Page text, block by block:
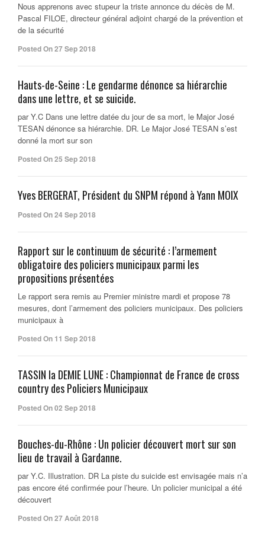
Nous apprenons avec stupeur la triste annonce du décès de M.
Pascal FILOE, directeur général adjoint chargé de la prévention et
de la sécurité
Posted On 27 Sep 2018
Hauts-de-Seine : Le gendarme dénonce sa hiérarchie
dans une lettre, et se suicide.
par Y.C Dans une lettre datée du jour de sa mort, le Major José
TESAN dénonce sa hiérarchie. DR. Le Major José TESAN s’est
donné la mort sur son
Posted On 25 Sep 2018
Yves BERGERAT, Président du SNPM répond à Yann MOIX
Posted On 24 Sep 2018
Rapport sur le continuum de sécurité : l’armement
obligatoire des policiers municipaux parmi les
propositions présentées
Le rapport sera remis au Premier ministre mardi et propose 78
mesures, dont l’armement des policiers municipaux. Des policiers
municipaux à
Posted On 11 Sep 2018
TASSIN la DEMIE LUNE : Championnat de France de cross
country des Policiers Municipaux
Posted On 02 Sep 2018
Bouches-du-Rhône : Un policier découvert mort sur son
lieu de travail à Gardanne.
par Y.C. Illustration. DR La piste du suicide est envisagée mais n’a
pas encore été confirmée pour l’heure. Un policier municipal a été
découvert
Posted On 27 Août 2018